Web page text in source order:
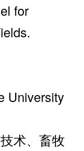
for
术、畜牧